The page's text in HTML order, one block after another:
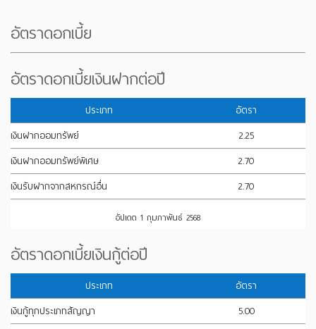
อัตราดอกเบี้ย
อัตราดอกเบี้ยเงินฝากต่อปี
ประเภท
อัตรา
เงินฝากออมทรัพย์
2.25
เงินฝากออมทรัพย์พิเศษ
2.70
เงินรับฝากจากสหกรณ์อื่น
2.70
อัปเดต 1 กุมภาพันธ์ 2568
อัตราดอกเบี้ยเงินกู้ต่อปี
ประเภท
อัตรา
เงินกู้ทุกประเภทสัญญา
5.00